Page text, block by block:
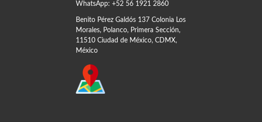
WhatsApp: +52 56 1921 2860
Benito Pérez Galdós 137 Colonia Los
Morales, Polanco, Primera Sección,
11510 Ciudad de México, CDMX,
México